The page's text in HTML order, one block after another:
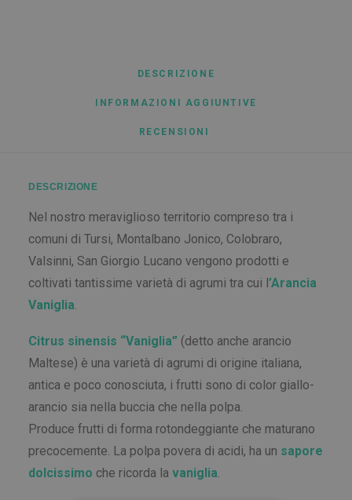
DESCRIZIONE
INFORMAZIONI AGGIUNTIVE
RECENSIONI
DESCRIZIONE
Nel nostro meraviglioso territorio compreso tra i
comuni di Tursi, Montalbano Jonico, Colobraro,
Valsinni, San Giorgio Lucano vengono prodotti e
coltivati tantissime varietà di agrumi tra cui l’Arancia
Vaniglia.
Citrus sinensis “Vaniglia” (detto anche arancio
Maltese) è una varietà di agrumi di origine italiana,
antica e poco conosciuta, i frutti sono di color giallo-
arancio sia nella buccia che nella polpa.
Produce frutti di forma rotondeggiante che maturano
precocemente. La polpa povera di acidi, ha un sapore
dolcissimo che ricorda la vaniglia.